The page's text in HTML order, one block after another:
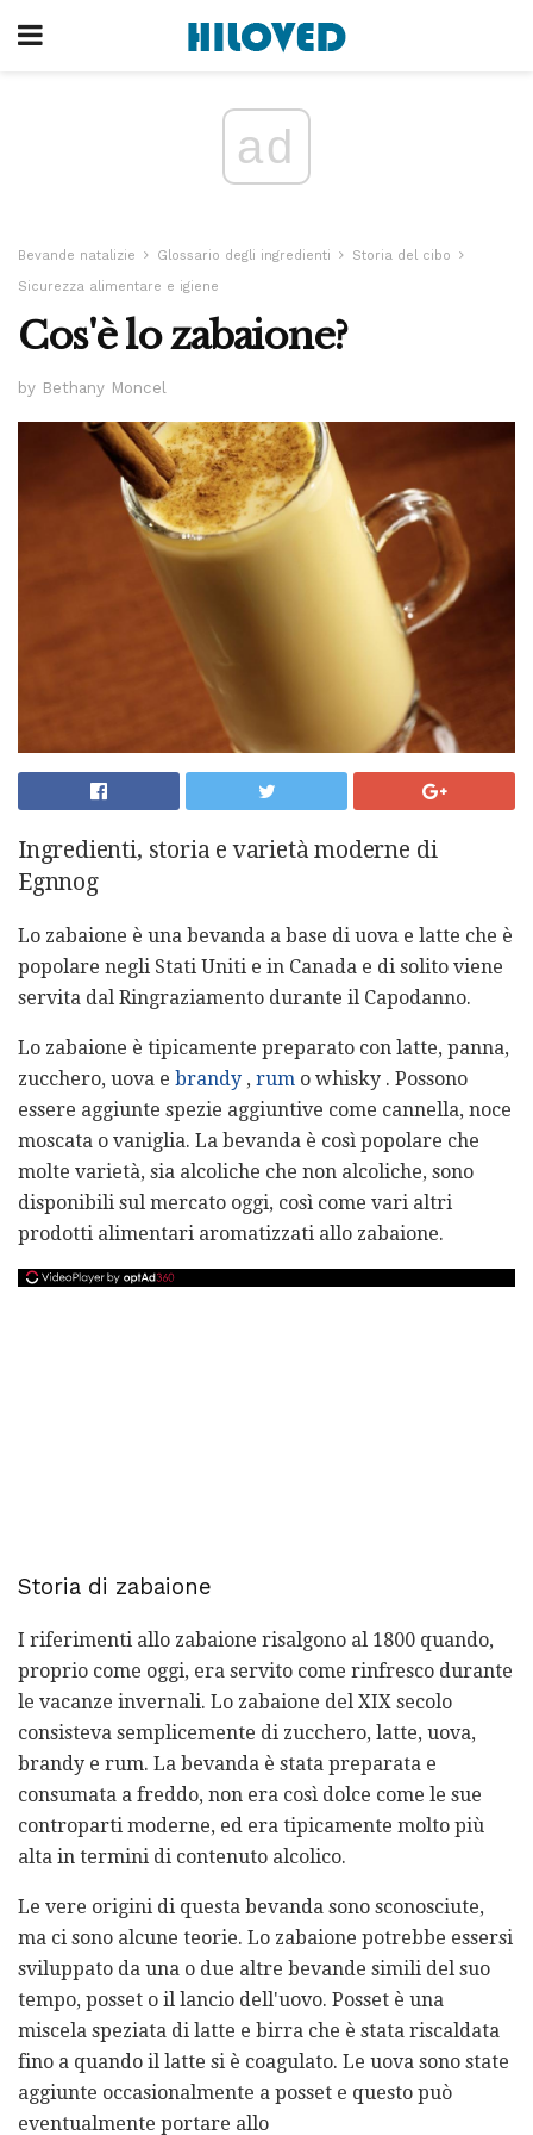
ad
Bevande natalizie Glossario degli ingredienti
Storia del cibo
Sicurezza alimentare e igiene
Cos'è lo zabaione?
by Bethany Moncel
Ingredienti, storia e varietà moderne di
Egnnog
Lo zabaione è una bevanda a base di uova e latte che è
popolare negli Stati Uniti e in Canada e di solito viene
servita dal Ringraziamento durante il Capodanno.
Lo zabaione è tipicamente preparato con latte, panna,
zucchero, uova e brandy , rum o whisky . Possono
essere aggiunte spezie aggiuntive come cannella, noce
moscata o vaniglia. La bevanda è così popolare che
molte varietà, sia alcoliche che non alcoliche, sono
disponibili sul mercato oggi, così come vari altri
prodotti alimentari aromatizzati allo zabaione.
Storia di zabaione
I riferimenti allo zabaione risalgono al 1800 quando,
proprio come oggi, era servito come rinfresco durante
le vacanze invernali. Lo zabaione del XIX secolo
consisteva semplicemente di zucchero, latte, uova,
brandy e rum. La bevanda è stata preparata e
consumata a freddo, non era così dolce come le sue
controparti moderne, ed era tipicamente molto più
alta in termini di contenuto alcolico.
Le vere origini di questa bevanda sono sconosciute,
ma ci sono alcune teorie. Lo zabaione potrebbe essersi
sviluppato da una o due altre bevande simili del suo
tempo, posset o il lancio dell'uovo. Posset è una
miscela speziata di latte e birra che è stata riscaldata
fino a quando il latte si è coagulato. Le uova sono state
aggiunte occasionalmente a posset e questo può
eventualmente portare allo